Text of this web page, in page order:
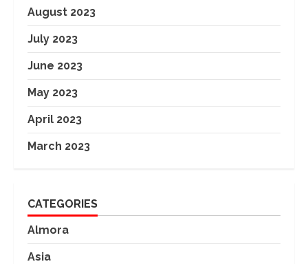
August 2023
July 2023
June 2023
May 2023
April 2023
March 2023
CATEGORIES
Almora
Asia